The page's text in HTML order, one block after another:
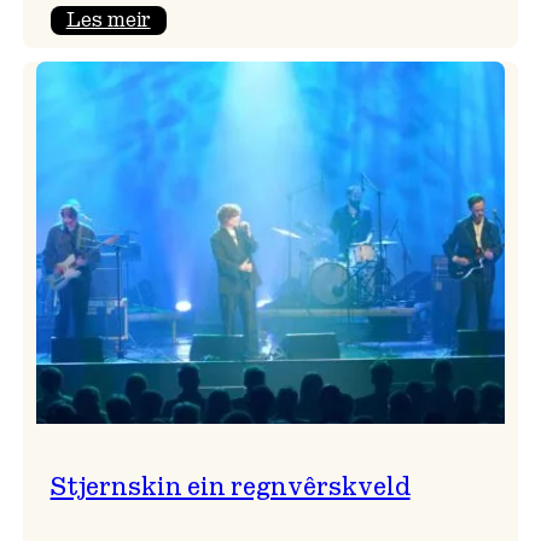
Les meir:
&
Haltli
Stjernskin ein regnvêrskveld